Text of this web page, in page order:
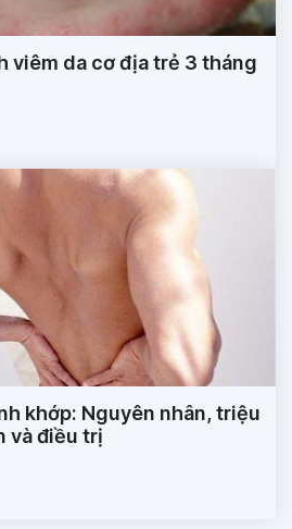
viêm da cơ địa trẻ 3 tháng
khớp: Nguyên nhân, triệu
và điều trị